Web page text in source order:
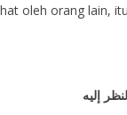
oleh orang lain,
إليه